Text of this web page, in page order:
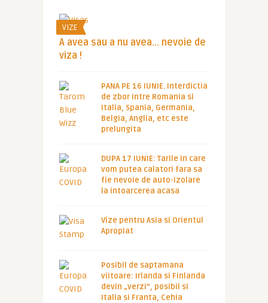
VIZE
A avea sau a nu avea… nevoie de
viza !
PANA PE 16 IUNIE. Interdictia
de zbor intre Romania si
Italia, Spania, Germania,
Belgia, Anglia, etc este
prelungita
DUPA 17 IUNIE: Tarile in care
vom putea calatori fara sa
fie nevoie de auto-izolare
la intoarcerea acasa
Vize pentru Asia si Orientul
Apropiat
Posibil de saptamana
viitoare: Irlanda si Finlanda
devin „verzi”, posibil si
Italia si Franta, Cehia